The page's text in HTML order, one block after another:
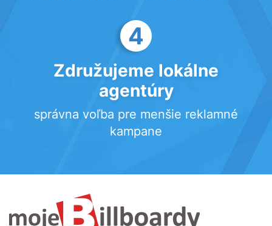
4
Združujeme lokálne
agentúry
správna voľba pre menšie reklamné
kampane